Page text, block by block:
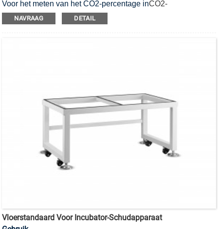
Voor het meten van het CO2-percentage inCO2-
incubatorsEnCO2-incubatorschudders
NAVRAAG DETAIL
Vloerstandaard Voor Incubator-Schudapparaat